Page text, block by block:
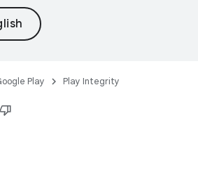
Play Play Integrity